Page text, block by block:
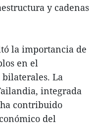
y cadenas
la importancia de
en el
La
integrada
contribuido
del